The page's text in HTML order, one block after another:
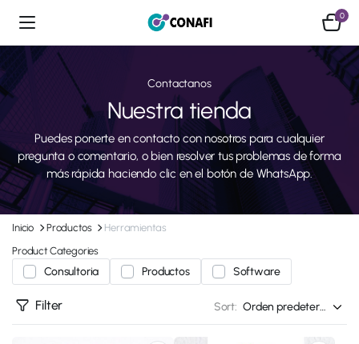
0
Contactanos
Nuestra tienda
Puedes ponerte en contacto con nosotros para cualquier
pregunta o comentario, o bien resolver tus problemas de forma
más rápida haciendo clic en el botón de WhatsApp.
Inicio Productos
Herramientas
Product Categories
Consultoria Productos Software
Filter Sort: